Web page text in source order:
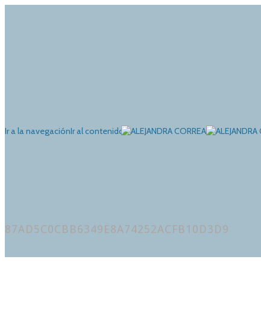
Ir a la navegaciónIr al contenido
87AD5C0CBB6349E8A74252ACFB10D3D9